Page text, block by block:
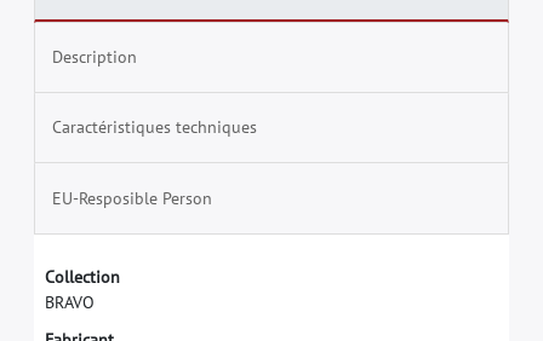
Description
Caractéristiques techniques
EU-Resposible Person
Collection
BRAVO